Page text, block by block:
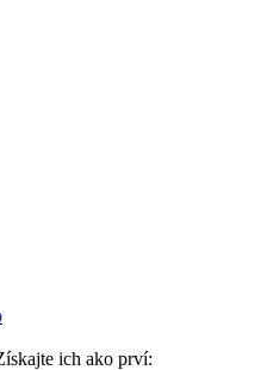
ich ako prví: